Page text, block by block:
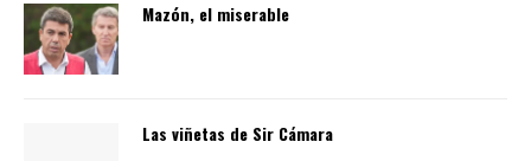
Mazón, el miserable
Las viñetas de Sir Cámara